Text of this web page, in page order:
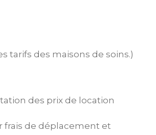
tarifs des maisons de soins.)
des prix de location
frais de déplacement et